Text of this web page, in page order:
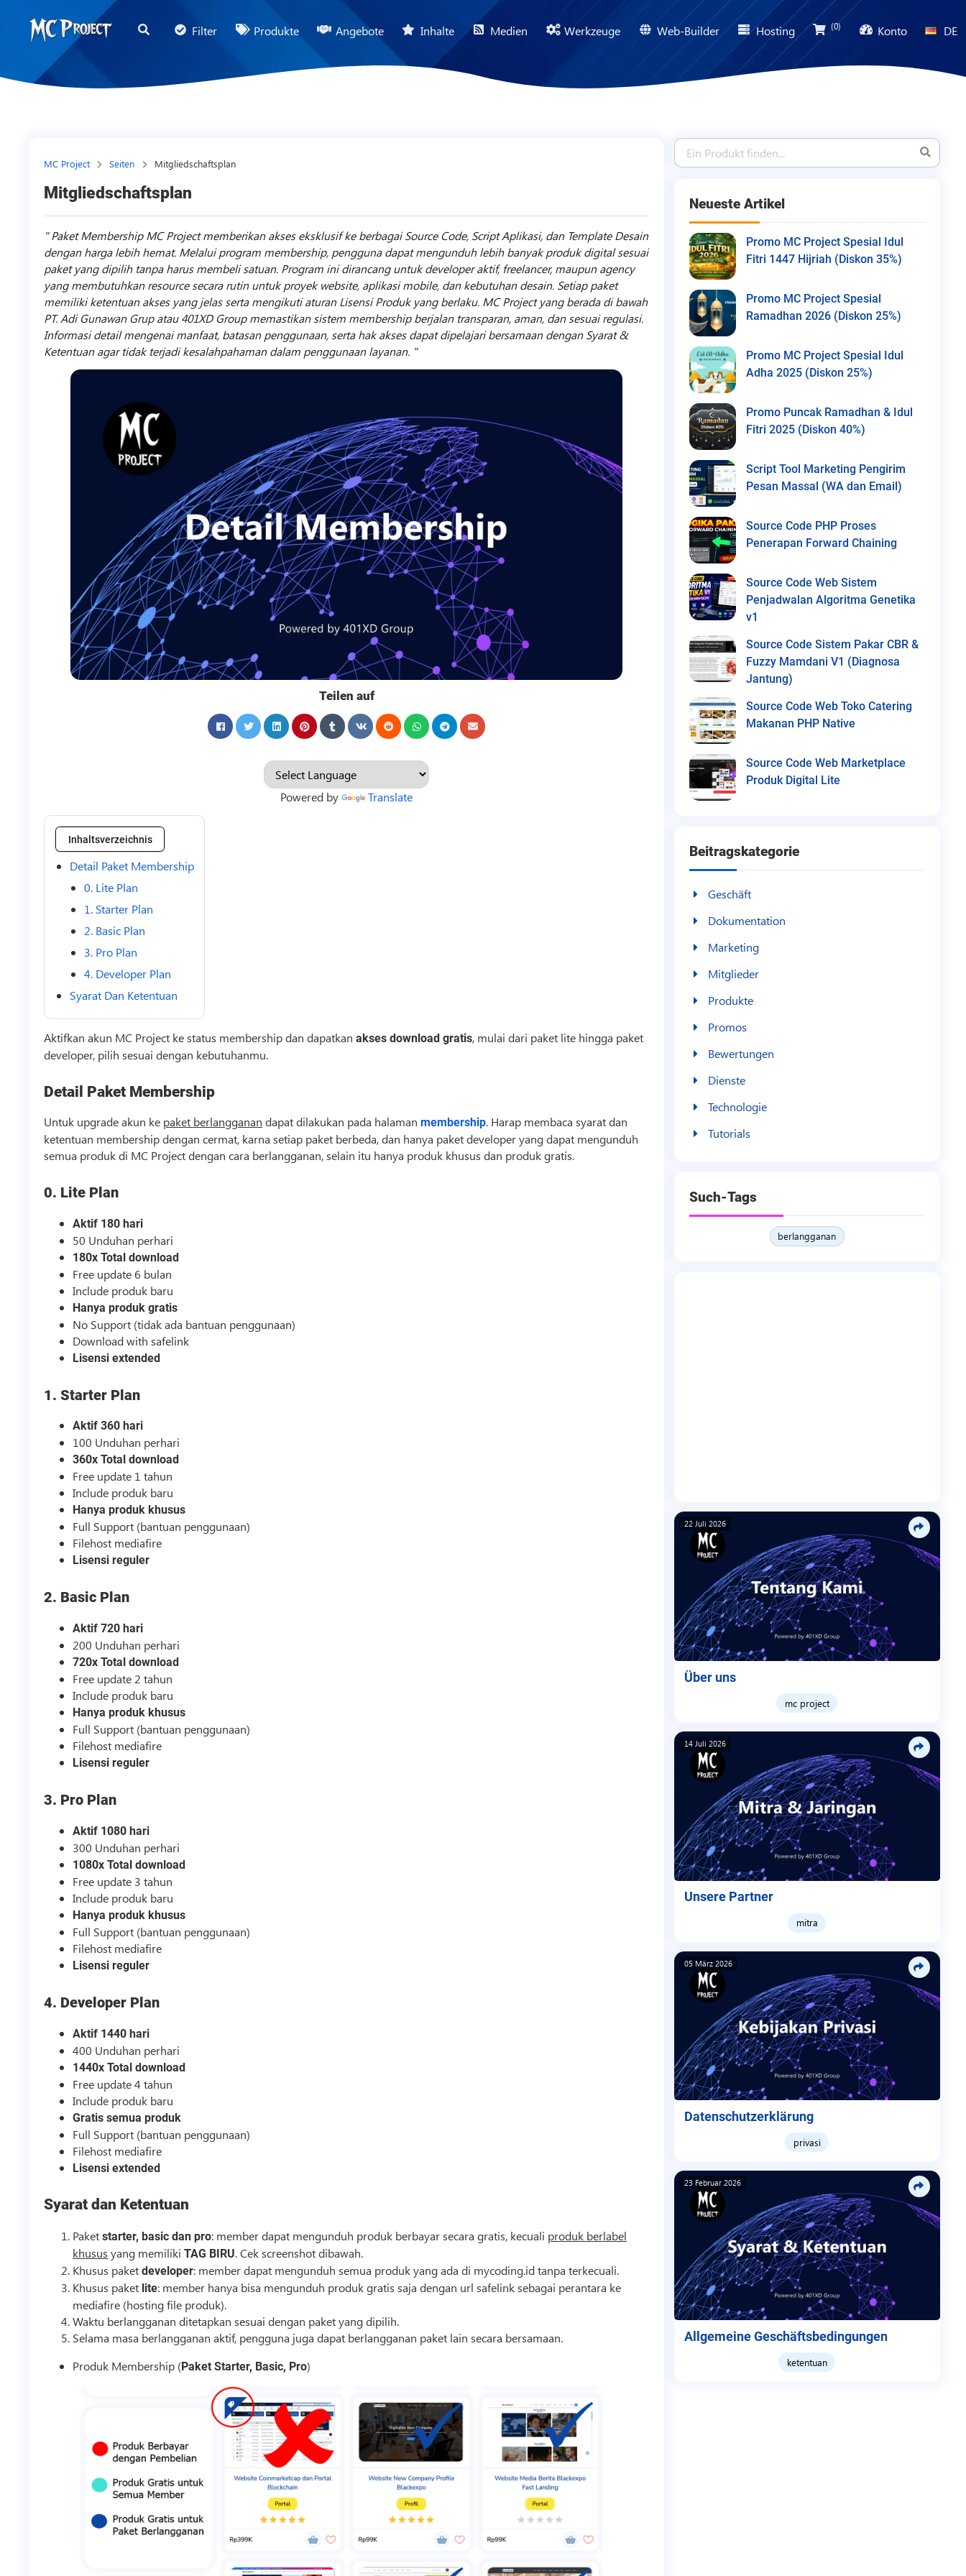
Filter Produkte Angebote Inhalte Medien Werkzeuge Web-Builder Hosting (0) Konto DE
MC Project Seiten Mitgliedschaftsplan
Mitgliedschaftsplan
Paket Membership MC Project memberikan akses eksklusif ke berbagai Source Code, Script Aplikasi, dan Template Desain
dengan harga lebih hemat. Melalui program membership, pengguna dapat mengunduh lebih banyak produk digital sesuai
paket yang dipilih tanpa harus membeli satuan. Program ini dirancang untuk developer aktif, freelancer, maupun agency
yang membutuhkan resource secara rutin untuk proyek website, aplikasi mobile, dan kebutuhan desain. Setiap paket
memiliki ketentuan akses yang jelas serta mengikuti aturan Lisensi Produk yang berlaku. MC Project yang berada di bawah
PT. Adi Gunawan Grup atau 401XD Group memastikan sistem membership berjalan transparan, aman, dan sesuai regulasi.
Informasi detail mengenai manfaat, batasan penggunaan, serta hak akses dapat dipelajari bersamaan dengan Syarat &
Ketentuan agar tidak terjadi kesalahpahaman dalam penggunaan layanan.
Teilen auf
Powered by Translate
Inhaltsverzeichnis
Detail Paket Membership
0. Lite Plan
1. Starter Plan
2. Basic Plan
3. Pro Plan
4. Developer Plan
Syarat Dan Ketentuan
Aktifkan akun MC Project ke status membership dan dapatkan akses download gratis, mulai dari paket lite hingga paket
developer, pilih sesuai dengan kebutuhanmu.
Detail Paket Membership
Untuk upgrade akun ke paket berlangganan dapat dilakukan pada halaman membership. Harap membaca syarat dan
ketentuan membership dengan cermat, karna setiap paket berbeda, dan hanya paket developer yang dapat mengunduh
semua produk di MC Project dengan cara berlangganan, selain itu hanya produk khusus dan produk gratis.
0. Lite Plan
Aktif 180 hari
50 Unduhan perhari
180x Total download
Free update 6 bulan
Include produk baru
Hanya produk gratis
No Support (tidak ada bantuan penggunaan)
Download with safelink
Lisensi extended
1. Starter Plan
Aktif 360 hari
100 Unduhan perhari
360x Total download
Free update 1 tahun
Include produk baru
Hanya produk khusus
Full Support (bantuan penggunaan)
Filehost mediafire
Lisensi reguler
2. Basic Plan
Aktif 720 hari
200 Unduhan perhari
720x Total download
Free update 2 tahun
Include produk baru
Hanya produk khusus
Full Support (bantuan penggunaan)
Filehost mediafire
Lisensi reguler
3. Pro Plan
Aktif 1080 hari
300 Unduhan perhari
1080x Total download
Free update 3 tahun
Include produk baru
Hanya produk khusus
Full Support (bantuan penggunaan)
Filehost mediafire
Lisensi reguler
4. Developer Plan
Aktif 1440 hari
400 Unduhan perhari
1440x Total download
Free update 4 tahun
Include produk baru
Gratis semua produk
Full Support (bantuan penggunaan)
Filehost mediafire
Lisensi extended
Syarat dan Ketentuan
Paket starter, basic dan pro: member dapat mengunduh produk berbayar secara gratis, kecuali produk berlabel
khusus yang memiliki TAG BIRU. Cek screenshot dibawah.
Khusus paket developer: member dapat mengunduh semua produk yang ada di mycoding.id tanpa terkecuali.
Khusus paket lite: member hanya bisa mengunduh produk gratis saja dengan url safelink sebagai perantara ke
mediafire (hostingfile produk).
Waktu berlangganan ditetapkan sesuai dengan paket yang dipilih.
Selama masa berlangganan aktif, pengguna juga dapat berlangganan paket lain secara bersamaan.
Produk Membership (Paket Starter, Basic, Pro)
Neueste Artikel
Promo MC Project Spesial Idul
Fitri 1447 Hijriah (Diskon 35%)
Promo MC Project Spesial
Ramadhan 2026 (Diskon 25%)
Promo MC Project Spesial Idul
Adha 2025 (Diskon 25%)
Promo Puncak Ramadhan & Idul
Fitri 2025 (Diskon 40%)
Script Tool Marketing Pengirim
Pesan Massal (WA dan Email)
Source Code PHP Proses
Penerapan Forward Chaining
Source Code Web Sistem
Penjadwalan Algoritma Genetika
v1
Source Code Sistem Pakar CBR &
Fuzzy Mamdani V1 (Diagnosa
Jantung)
Source Code Web Toko Catering
Makanan PHP Native
Source Code Web Marketplace
Produk Digital Lite
Beitragskategorie
Geschäft
Dokumentation
Marketing
Mitglieder
Produkte
Promos
Bewertungen
Dienste
Technologie
Tutorials
Such-Tags
berlangganan
22 Juli 2026
Über uns
mc project
14 Juli 2026
Unsere Partner
mitra
05 März 2026
Datenschutzerklärung
privasi
23 Februar 2026
Allgemeine Geschäftsbedingungen
ketentuan
Project
Store
digitale
Produkte
Dienstleistungen